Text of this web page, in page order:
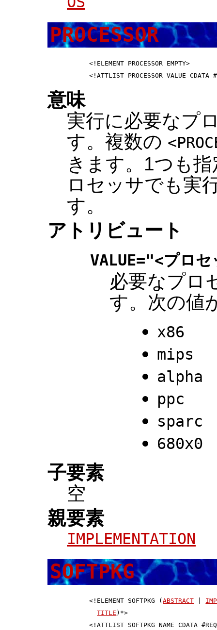
PROCESSOR
<!ELEMENT PROCESSOR
意味
実行に必要なプ
す。複数の
きます。1つも
ロセッサでも実
す。
アトリビュート
VALUE="<プロ
必要なプロ
す。次の値
x86
mips
alpha
ppc
sparc
680x0
子要素
空
親要素
IMPLEMENTATION
SOFTPKG
<!ELEMENT SOFTPKG (ABSTRACT
TITLE
<!ATTLIST SOFTPKG